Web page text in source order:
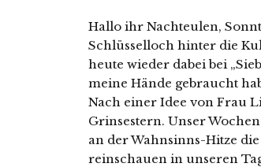
Hallo ihr Nachteulen,
Schlüsselloch hinter die
heute wieder dabei bei
meine Hände gebraucht
Nach einer Idee von Frau
Grinsestern. Unser
an der Wahnsinns-Hitze
reinschauen in unseren